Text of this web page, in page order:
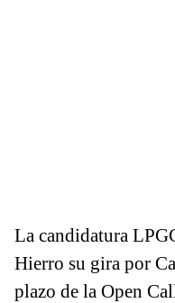
La candidatura
Hierro su gira por
plazo de la Open